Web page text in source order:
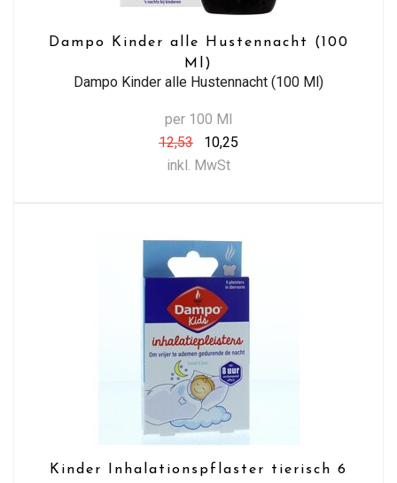
Dampo Kinder alle Hustennacht (100
Ml)
Dampo Kinder alle Hustennacht (100 Ml)
per 100 Ml
12,53
10,25
inkl. MwSt
Kinder Inhalationspflaster tierisch 6